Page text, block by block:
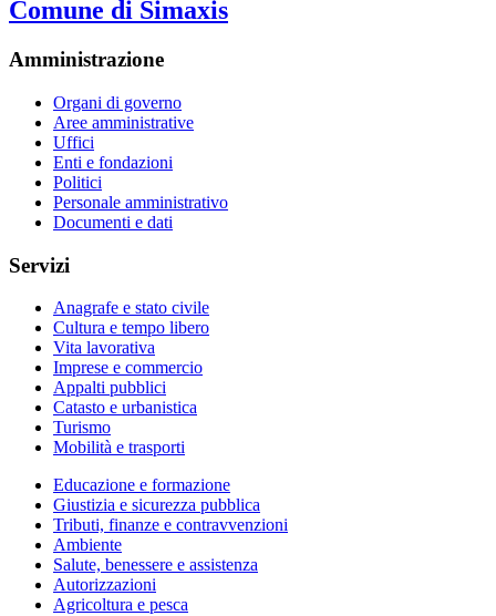
Comune di Simaxis
Amministrazione
Organi di governo
Aree amministrative
Uffici
Enti e fondazioni
Politici
Personale amministrativo
Documenti e dati
Servizi
Anagrafe e stato civile
Cultura e tempo libero
Vita lavorativa
Imprese e commercio
Appalti pubblici
Catasto e urbanistica
Turismo
Mobilità e trasporti
Educazione e formazione
Giustizia e sicurezza pubblica
Tributi, finanze e contravvenzioni
Ambiente
Salute, benessere e assistenza
Autorizzazioni
Agricoltura e pesca